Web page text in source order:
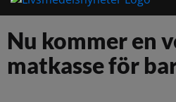
Nu kommer en
matkasse för